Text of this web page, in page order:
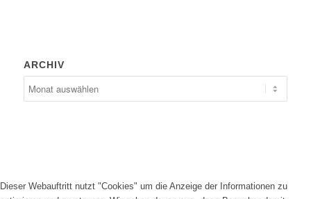
ARCHIV
Dieser Webauftritt nutzt "Cookies" um die Anzeige der Informationen zu